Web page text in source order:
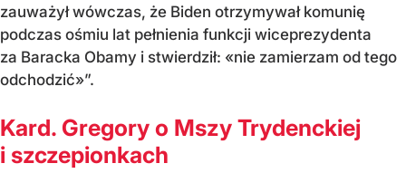
zauważył wówczas, że Biden otrzymywał komunię
podczas ośmiu lat pełnienia funkcji wiceprezydenta
za Baracka Obamy i stwierdził: «nie zamierzam od tego
odchodzić»”.
Kard. Gregory o Mszy Trydenckiej
i szczepionkach